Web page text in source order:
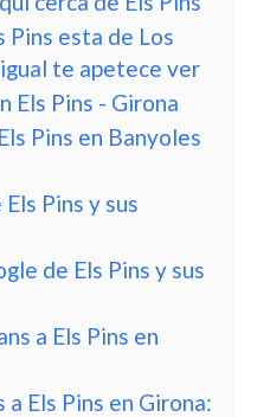
Pins esta de Los
te apetece ver
Els Pins - Girona
Pins en Banyoles
Pins y sus
de Els Pins y sus
a Els Pins en
Els Pins en Girona: